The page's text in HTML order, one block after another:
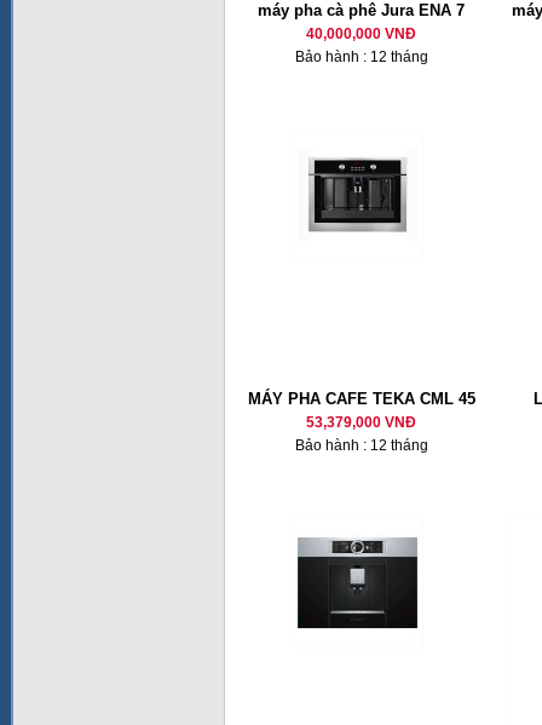
máy pha cà phê Jura ENA 7
40,000,000 VNĐ
Bảo hành : 12 tháng
MÁY PHA CAFE TEKA CML 45
53,379,000 VNĐ
Bảo hành : 12 tháng